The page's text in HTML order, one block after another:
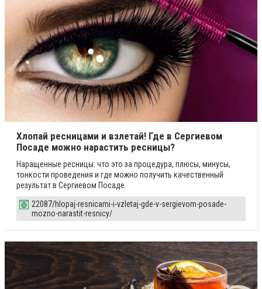
Хлопай ресницами и взлетай! Где в Сергиевом
Посаде можно нарастить ресницы?
Наращенные ресницы: что это за процедура, плюсы, минусы,
тонкости проведения и где можно получить качественный
результат в Сергиевом Посаде.
22087/hlopaj-resnicami-i-vzletaj-gde-v-sergievom-posade-
mozno-narastit-resnicy/